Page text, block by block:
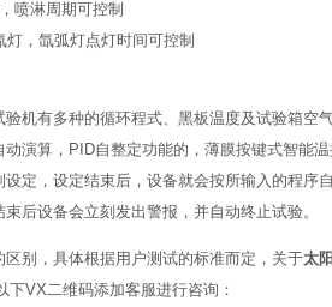
喷淋周期可控制
，氙弧灯点灯时间可控制
机有多种的循环程式、黑板温度及试验箱空
演算，PID自整定功能的，薄膜按键式智能
定，设定结束后，设备就会按所输入的程序
后设备会立刻发出警报，并自动终止试验。
别，具体根据用户测试的标准而定，关于太
下VX二维码添加客服进行咨询：